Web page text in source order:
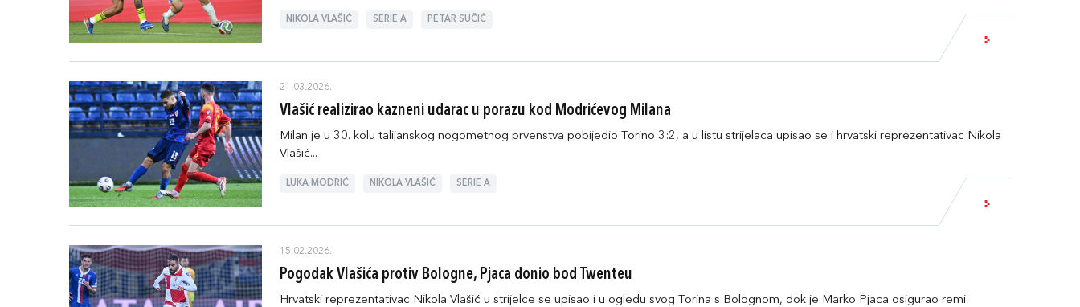
NIKOLA VLAŠIĆ SERIE A PETAR SUČIĆ
21.03.2026.
Vlašić realizirao kazneni udarac u porazu kod Modrićevog Milana
Milan je u 30. kolu talijanskog nogometnog prvenstva pobijedio Torino 3:2, a u listu strijelaca upisao se i hrvatski reprezentativac Nikola
Vlašić...
LUKA MODRIĆ NIKOLA VLAŠIĆ SERIE A
15.02.2026.
Pogodak Vlašića protiv Bologne, Pjaca donio bod Twenteu
Hrvatski reprezentativac Nikola Vlašić u strijelce se upisao i u ogledu svog Torina s Bolognom, dok je Marko Pjaca osigurao remi